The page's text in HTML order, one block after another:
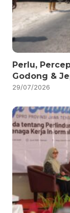
Perlu,
Godong &
29/07/2026